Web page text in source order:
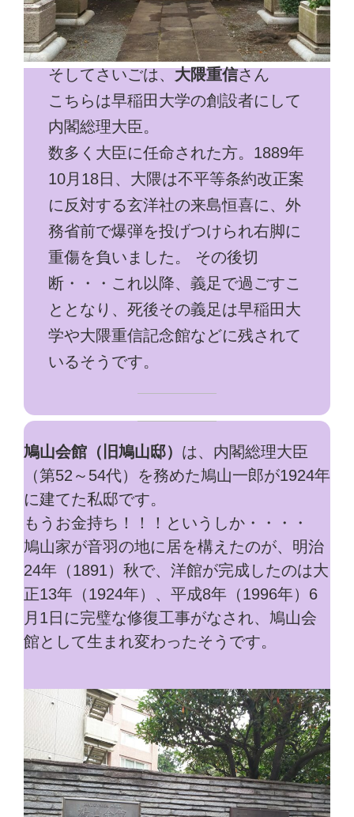
そしてさいごは、 大隈重信さん
こちらは早稲田大学の創設者にして
内閣総理大臣。
数多く大臣に任命された方。1889年
10月18日、大隈は不平等条約改正案
に反対する玄洋社の来島恒喜に、外
務省前で爆弾を投げつけられ右脚に
重傷を負いました。 その後切
断・・・これ以降、義足で過ごすこ
ととなり、死後その義足は早稲田大
学や大隈重信記念館などに残されて
いるそうです。
鳩山会館（旧鳩山邸） は、内閣総理大臣
（第52～54代）を務めた鳩山一郎が1924年
に建てた私邸です。
もうお金持ち！！！というしか・・・・
鳩山家が音羽の地に居を構えたのが、明治
24年（1891）秋で、洋館が完成したのは大
正13年（1924年）、平成8年（1996年）6
月1日に完璧な修復工事がなされ、鳩山会
館として生まれ変わったそうです。